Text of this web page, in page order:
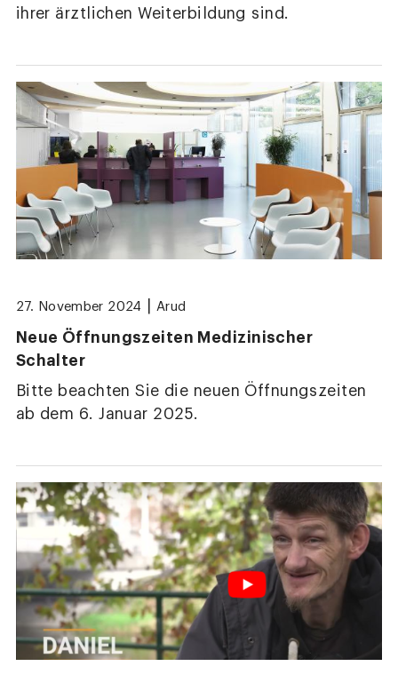
ihrer ärztlichen Weiterbildung sind.
27. November 2024 Arud
Neue Öffnungszeiten Medizinischer
Schalter
Bitte beachten Sie die neuen Öffnungszeiten
ab dem 6. Januar 2025.